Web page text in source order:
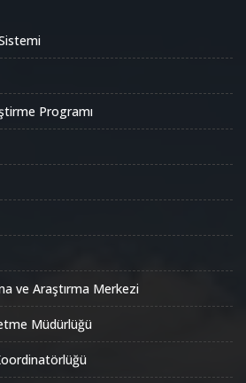
Programı
ve Araştırma Merkezi
Müdürlüğü